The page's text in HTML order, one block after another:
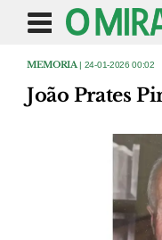
MEMORIA | 24-01-2026 00:02
João Prates